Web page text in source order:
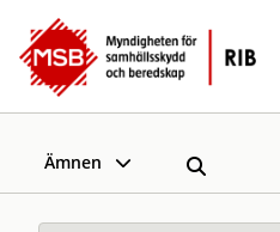
Ämnen